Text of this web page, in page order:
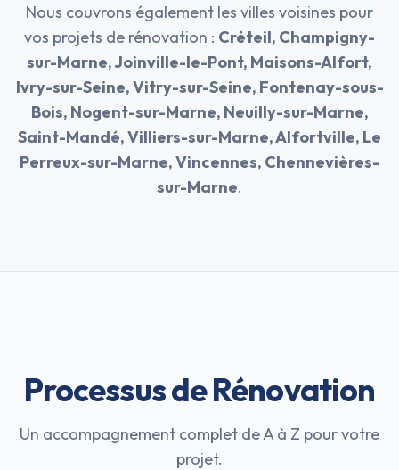
Nous couvrons également les villes voisines pour
vos projets de rénovation : Créteil, Champigny-
sur-Marne, Joinville-le-Pont, Maisons-Alfort,
Ivry-sur-Seine, Vitry-sur-Seine, Fontenay-sous-
Bois, Nogent-sur-Marne, Neuilly-sur-Marne,
Saint-Mandé, Villiers-sur-Marne, Alfortville, Le
Perreux-sur-Marne, Vincennes, Chennevières-
sur-Marne.
Processus de Rénovation
Un accompagnement complet de A à Z pour votre
projet.